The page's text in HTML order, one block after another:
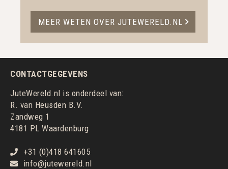
MEER WETEN OVER JUTEWERELD.NL
CONTACTGEGEVENS
JuteWereld.nl is onderdeel van:
R. van Heusden B.V.
Zandweg 1
4181 PL Waardenburg
+31 (0)418 641605
info@jutewereld.nl